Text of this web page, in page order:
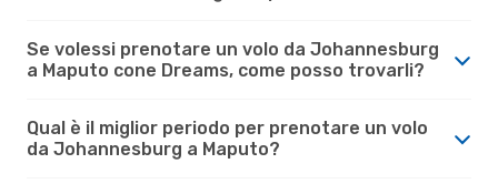
Se volessi prenotare un volo da Johannesburg
a Maputo cone Dreams, come posso trovarli?
Qual è il miglior periodo per prenotare un volo
da Johannesburg a Maputo?